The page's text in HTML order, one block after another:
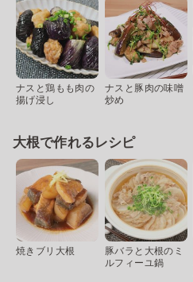
ナスと鶏もも肉の
揚げ浸し
ナスと豚肉の味噌
炒め
大根で作れるレシピ
焼きブリ大根
豚バラと大根のミ
ルフィーユ鍋